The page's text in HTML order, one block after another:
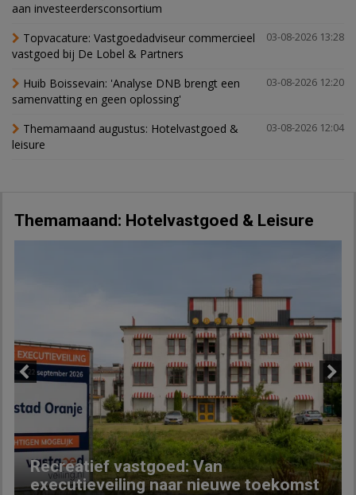
aan investeerdersconsortium
03-08-2026 13:28
Topvacature: Vastgoedadviseur commercieel
vastgoed bij De Lobel & Partners
03-08-2026 12:20
Huib Boissevain: 'Analyse DNB brengt een
samenvatting en geen oplossing'
03-08-2026 12:04
Themamaand augustus: Hotelvastgoed &
leisure
Themamaand: Hotelvastgoed & Leisure
Recreatief vastgoed: Van
executieveiling naar nieuwe toekomst
Next